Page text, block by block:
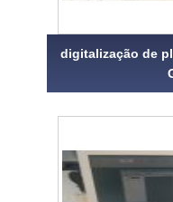
digitalização de